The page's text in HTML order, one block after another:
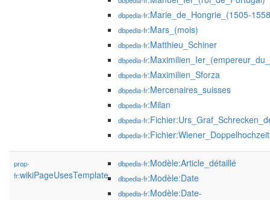
dbpedia-fr:Marie_de_Hongrie_(1505-
dbpedia-fr:Mars_(mois)
dbpedia-fr:Matthieu_Schiner
dbpedia-fr
dbpedia-fr:Maximilien_Sforza
dbpedia-fr:Mercenaires_suisses
dbpedia-fr:Milan
dbpedia-fr
dbpedia-fr
prop-
fr:wikiPageUsesTemplate
dbpedia-fr:Modèle:Article_détaillé
dbpedia-fr:Modèle:Date
dbpedia-fr:Modèle:Date-